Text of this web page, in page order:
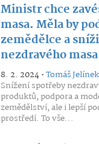
Ministr chce
masa. Měla by
zemědělce a
nezdravého masa
8. 2. 2024 •Tomáš Jelínek
Snížení spotřeby
produktů, podpora a
zemědělství, ale i lepší
prostředí. To vše...